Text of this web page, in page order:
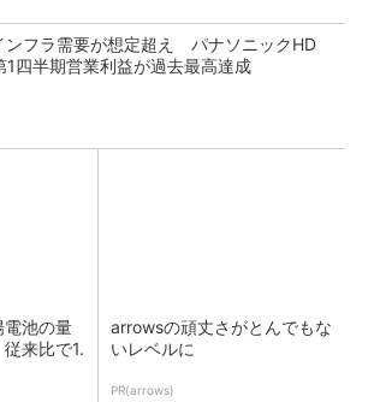
ンフラ需要が想定超え パナソニックHD
1四半期営業利益が過去最高達成
電池の量
来比で1.
arrowsの頑丈さがとんでもな
いレベルに
PR(arrows)